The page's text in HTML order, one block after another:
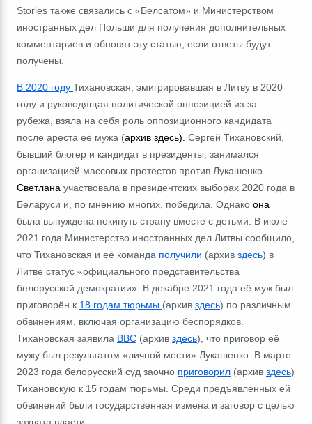
Stories также связались с «Белсатом» и Министерством
иностранных дел Польши для получения дополнительных
комментариев и обновят эту статью, если ответы будут
получены.
В 2020 году Тихановская, эмигрировавшая в Литву в 2020
году и руководящая политической оппозицией из-за
рубежа , взяла на себя роль оппозиционного кандидата
после ареста её мужа (архив здесь). Сергей Тихановский,
бывший блогер и кандидат в президенты, занимался
организацией массовых протестов против Лукашенко.
Светлана участвовала в президентских выборах 2020 года в
Беларуси и, по мнению многих, победила. Однако она
была вынуждена покинуть страну вместе с детьми. В июле
2021 года Министерство иностранных дел Литвы сообщило,
что Тихановская и её команда получили (архив здесь) в
Литве статус «официального представительства
белорусской демократии». В декабре 2021 года её муж был
приговорён к 18 годам тюрьмы (архив здесь) по различным
обвинениям, включая организацию беспорядков.
Тихановская заявила BBC (архив здесь), что приговор её
мужу был результатом «личной мести» Лукашенко. В марте
2023 года белорусский суд заочно приговорил (архив здесь)
Тихановскую к 15 годам тюрьмы. Среди предъявленных ей
обвинений были государственная измена и заговор с целью
захвата власти.